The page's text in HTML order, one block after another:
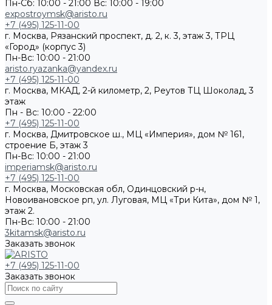
Пн-Сб: 10:00 - 21:00 Вс: 10:00 - 19:00
expostroymsk@aristo.ru
+7 (495) 125-11-00
г. Москва, Рязанский проспект, д. 2, к. 3, этаж 3, ТРЦ
«Город» (корпус 3)
Пн-Вс: 10:00 - 21:00
aristo.ryazanka@yandex.ru
+7 (495) 125-11-00
г. Москва, МКАД, 2-й километр, 2, Реутов ТЦ Шоколад, 3
этаж
Пн - Вс: 10:00 - 22:00
+7 (495) 125-11-00
г. Москва, Дмитровское ш., МЦ «Империя», дом № 161,
строение Б, этаж 3
Пн-Вс: 10:00 - 21:00
imperiamsk@aristo.ru
+7 (495) 125-11-00
г. Москва, Московская обл, Одинцовский р-н,
Новоивановское рп, ул. Луговая, МЦ «Три Кита», дом № 1,
этаж 2.
Пн-Вс: 10:00 - 21:00
3kitamsk@aristo.ru
Заказать звонок
+7 (495) 125-11-00
Заказать звонок